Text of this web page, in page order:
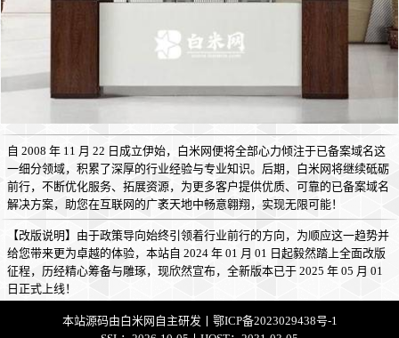
自 2008 年 11 月 22 日成立伊始，白米网便将全部心力倾注于已备案域名这
一细分领域，积累了深厚的行业经验与专业知识。后期，白米网将继续砥砺
前行，不断优化服务、拓展资源，为更多客户提供优质、可靠的已备案域名
解决方案，助您在互联网的广袤天地中畅意翱翔，实现无限可能！
【改版说明】由于政策导向始终引领着行业前行的方向，为顺应这一趋势并
给您带来更为卓越的体验，本站自 2024 年 01 月 01 日起毅然踏上全面改版
征程，历经精心筹备与雕琢，现欣然宣布，全新版本已于 2025 年 05 月 01
日正式上线！
本站源码由白米网 自主研发丨 鄂ICP备2023029438号-1